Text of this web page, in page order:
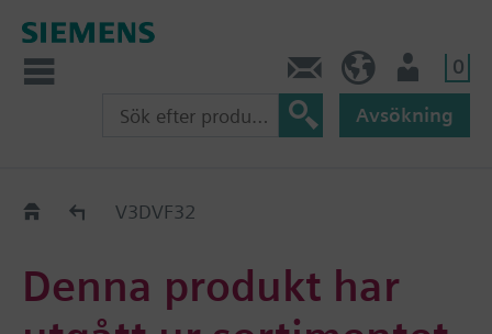
0
Avsökning
Old2NewV3DVF32
Denna produkt har